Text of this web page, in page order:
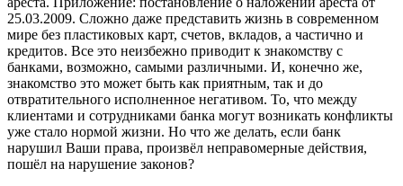
25.03.2009. Сложно даже представить жизнь в современном
мире без пластиковых карт, счетов, вкладов, а частично и
кредитов. Все это неизбежно приводит к знакомству с
банками, возможно, самыми различными. И, конечно же,
знакомство это может быть как приятным, так и до
отвратительного исполненное негативом. То, что между
клиентами и сотрудниками банка могут возникать конфликты
уже стало нормой жизни. Но что же делать, если банк
нарушил Ваши права, произвёл неправомерные действия,
пошёл на нарушение законов?